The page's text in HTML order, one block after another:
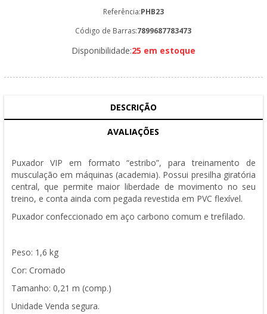
Referência:PHB23
Código de Barras:7899687783473
Disponibilidade:25 em estoque
DESCRIÇÃO
AVALIAÇÕES
Puxador VIP em formato “estribo”, para treinamento de
musculação em máquinas (academia). Possui presilha giratória
central, que permite maior liberdade de movimento no seu
treino, e conta ainda com pegada revestida em PVC flexível.
Puxador confeccionado em aço carbono comum e trefilado.
Peso: 1,6 kg
Cor: Cromado
Tamanho: 0,21 m (comp.)
Unidade Venda segura.